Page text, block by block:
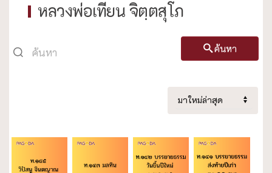
หลวงพ่อเทียน จิตฺตสุโภ
ค้นหา